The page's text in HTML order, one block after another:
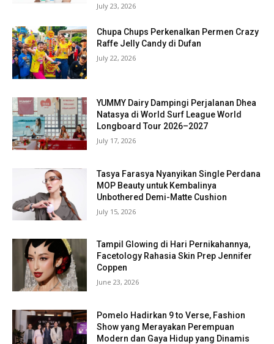
July 23, 2026
Chupa Chups Perkenalkan Permen Crazy
Raffe Jelly Candy di Dufan
July 22, 2026
YUMMY Dairy Dampingi Perjalanan Dhea
Natasya di World Surf League World
Longboard Tour 2026–2027
July 17, 2026
Tasya Farasya Nyanyikan Single Perdana
MOP Beauty untuk Kembalinya
Unbothered Demi-Matte Cushion
July 15, 2026
Tampil Glowing di Hari Pernikahannya,
Facetology Rahasia Skin Prep Jennifer
Coppen
June 23, 2026
Pomelo Hadirkan 9 to Verse, Fashion
Show yang Merayakan Perempuan
Modern dan Gaya Hidup yang Dinamis